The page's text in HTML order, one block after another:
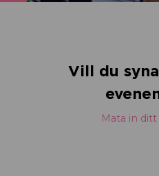
Vill du
Mata in